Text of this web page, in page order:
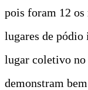
pois foram 12 os
lugares de pódio
lugar coletivo
demonstram